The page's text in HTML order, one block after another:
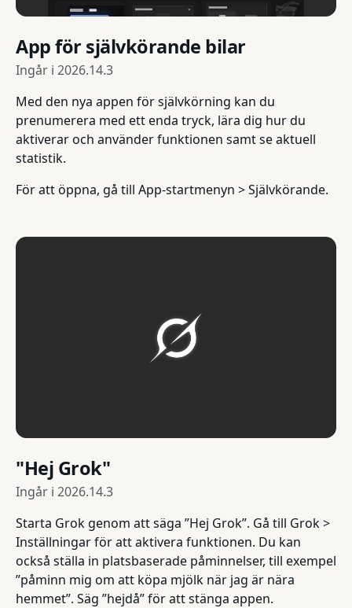
App för självkörande bilar
Ingår i 2026.14.3
Med den nya appen för självkörning kan du
prenumerera med ett enda tryck, lära dig hur du
aktiverar och använder funktionen samt se aktuell
statistik.
För att öppna, gå till App-startmenyn > Självkörande.
"Hej Grok"
Ingår i 2026.14.3
Starta Grok genom att säga ”Hej Grok”. Gå till Grok >
Inställningar för att aktivera funktionen. Du kan
också ställa in platsbaserade påminnelser, till exempel
”påminn mig om att köpa mjölk när jag är nära
hemmet”. Säg ”hejdå” för att stänga appen.